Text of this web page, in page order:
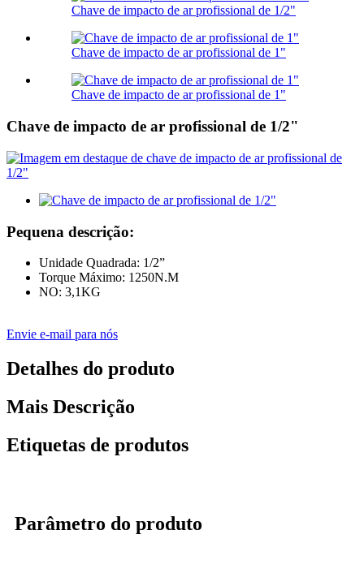
Chave de impacto de ar profissional de 1/2"
Chave de impacto de ar profissional de 1"
Chave de impacto de ar profissional de 1"
Chave de impacto de ar profissional de 1/2"
Pequena descrição:
Unidade Quadrada: 1/2”
Torque Máximo: 1250N.M
NO: 3,1KG
Envie e-mail para nós
Detalhes do produto
Mais Descrição
Etiquetas de produtos
Parâmetro do produto